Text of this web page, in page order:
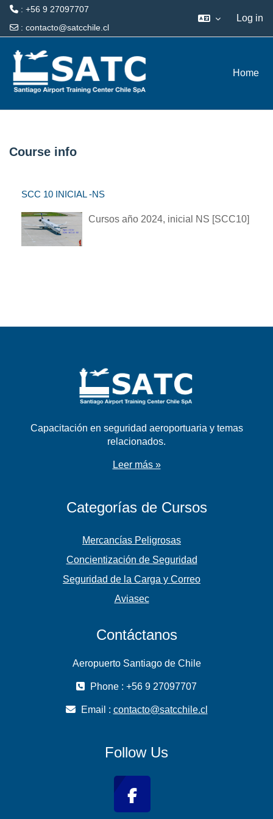
: +56 9 27097707
: contacto@satcchile.cl
Log in
Home
Course info
SCC 10 INICIAL -NS
Cursos año 2024, inicial NS [SCC10]
Capacitación en seguridad aeroportuaria y temas
relacionados.
Leer más »
Categorías de Cursos
Mercancías Peligrosas
Concientización de Seguridad
Seguridad de la Carga y Correo
Aviasec
Contáctanos
Aeropuerto Santiago de Chile
Phone : +56 9 27097707
Email : contacto@satcchile.cl
Follow Us